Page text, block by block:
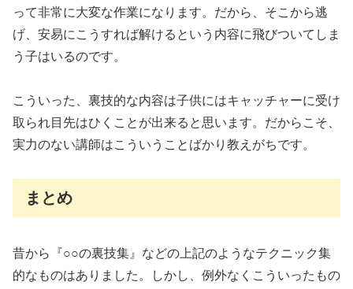
って非常に大変な作業になります。だから、そこから逃
げ、安易にこうすれば解けるという内容に飛びついてしま
う子はいるのです。
こういった、裏技的な内容は子供にはキャッチャーに受け
取られ目先はひくことが出来ると思います。だからこそ、
実力のない講師はこういうことばかり教えがちです。
まとめ
昔から『○○の裏技集』などの上記のようなテクニック集
的なものはありました。しかし、例外なくこういったもの